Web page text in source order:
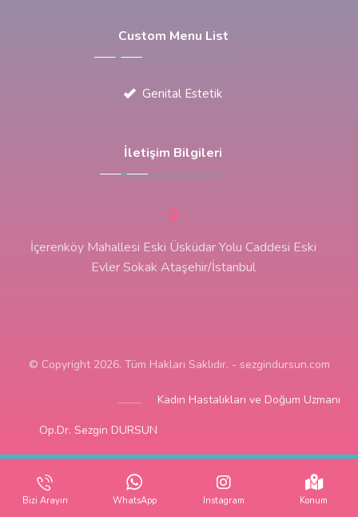
Custom Menu List
Genital Estetik
İletişim Bilgileri
İçerenköy Mahallesi Eski Üsküdar Yolu Caddesi Eski
Evler Sokak Ataşehir/İstanbul
© Copyright 2026. Tüm Hakları Saklıdır. - sezgindursun.com
Kadın Hastalıkları ve Doğum Uzmanı
Op.Dr. Sezgin DURSUN
Bizi Arayın WhatsApp Instagram Konum